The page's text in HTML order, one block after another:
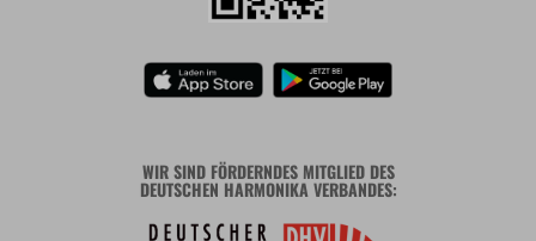
WIR SIND FÖRDERNDES MITGLIED DES
DEUTSCHEN HARMONIKA VERBANDES: